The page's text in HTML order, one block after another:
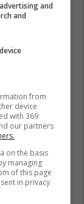
1
and
and
from
device
with 369
our partners
on the basis
managing
of this page
in privacy